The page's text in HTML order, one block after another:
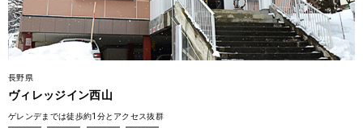
長野県
ヴィレッジイン西山
ゲレンデまでは徒歩約1分とアクセス抜群